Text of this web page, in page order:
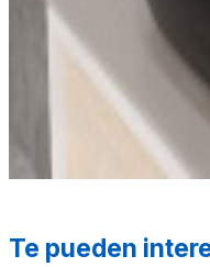
*Las fotografías de
ilustrativas, algunos
variar de acuerdo a la
de la realidad. Los
incluyen en la compra.
Te pueden